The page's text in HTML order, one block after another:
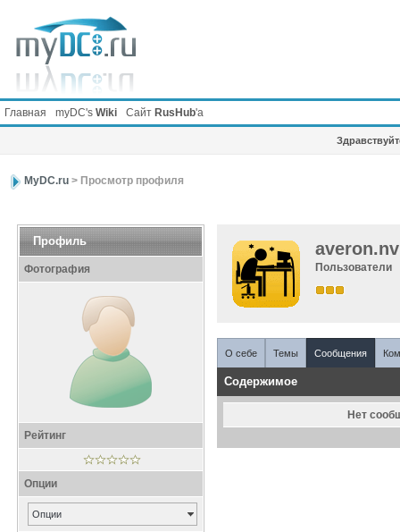
Главная myDC's Wiki Сайт RusHub'а
MyDC.ru> Просмотр профиля
Профиль
Фотография
Рейтинг
Опции
Опции
averon.nv
Пользователи
О себе Темы Сообщения
Содержимое
Нет